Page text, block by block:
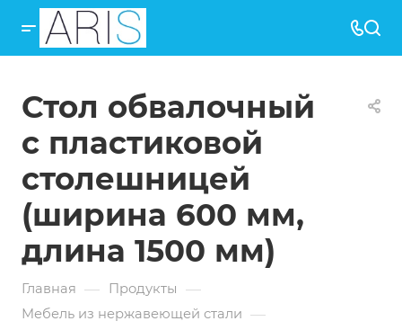
Стол обвалочный
с пластиковой
столешницей
(ширина 600 мм,
длина 1500 мм)
Главная — Продукты —
Мебель из нержавеющей стали —